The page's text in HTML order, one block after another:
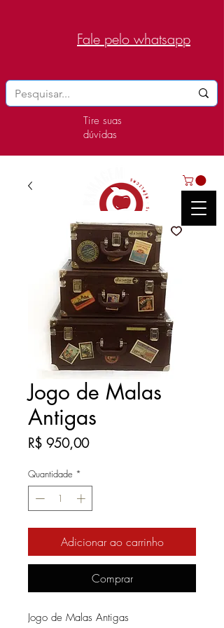
Fale pelo whatsapp
Tire suas
dúvidas
Jogo de Malas
Antigas
R$ 950,00Preço
Quantidade *
Adicionar ao carrinho
Comprar
Jogo de Malas Antigas